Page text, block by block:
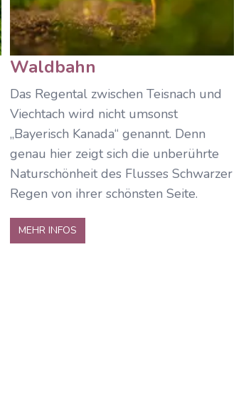
Waldbahn
Das Regental zwischen Teisnach und
Viechtach wird nicht umsonst
„Bayerisch Kanada“ genannt. Denn
genau hier zeigt sich die unberührte
Naturschönheit des Flusses Schwarzer
Regen von ihrer schönsten Seite.
MEHR INFOS